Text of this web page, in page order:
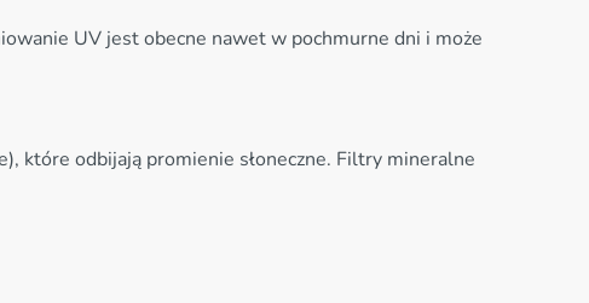
UV jest obecne nawet w pochmurne dni i może
które odbijają promienie słoneczne. Filtry mineralne